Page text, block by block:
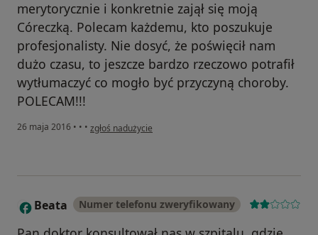
merytorycznie i konkretnie zajął się moją
Córeczką. Polecam każdemu, kto poszukuje
profesjonalisty. Nie dosyć, że poświęcił nam
dużo czasu, to jeszcze bardzo rzeczowo potrafił
wytłumaczyć co mogło być przyczyną choroby.
POLECAM!!!
26 maja 2016 • • • w opinii użytkownika Nieufna
zgłoś nadużycie
B Beata Numer telefonu zweryfikowany